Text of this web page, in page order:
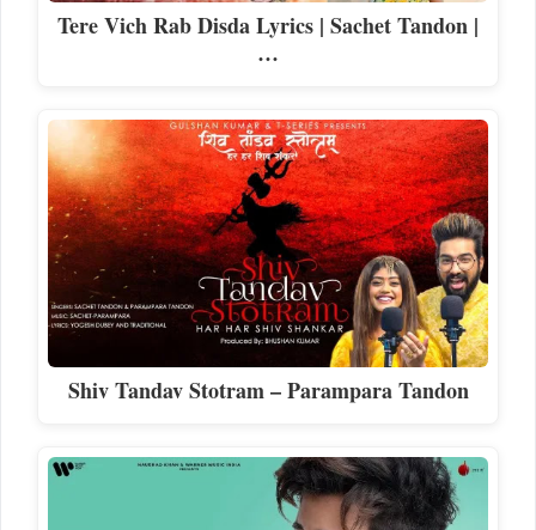
Tere Vich Rab Disda Lyrics | Sachet Tandon |
…
Shiv Tandav Stotram – Parampara Tandon